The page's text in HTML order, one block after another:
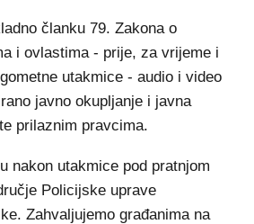
članku 79. Zakona o
i ovlastima - prije, za vrijeme i
utakmice - audio i video
javno okupljanje i javna
prilaznim pravcima.
nakon utakmice pod pratnjom
Policijske uprave
Zahvaljujemo građanima na